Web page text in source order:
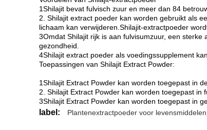
1Shilajit bevat fulvisch zuur en meer dan 84
2. Shilajit extract poeder kan worden gebruikt als
lichaam kan verwijderen.Shilajit-extractpoeder
3Omdat Shilajit rijk is aan fulvisumzuur, een
gezondheid.
4Shilajit extract poeder als voedingssupplement
Toepassingen van Shilajit Extract Powder:
1Shilajit Extract Powder kan worden toegepast in
2. Shilajit Extract Powder kan worden toegepast in
3Shilajit Extract Powder kan worden toegepast in
label: Plantenextractpoeder voor levensmiddelen